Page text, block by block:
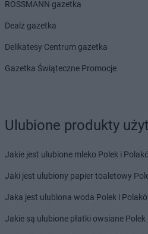
Biedronka Bobrowniki
Biedronka Bochnia
Biedronka Bochotnica-Kolonia
Biedronka Bodzentyn
Biedronka Boguszów-Gorce
Biedronka Bolesławice
Biedronka Bolków
Biedronka Bolszewo
Biedronka Borek Wielkopolski
ROSSMANN gazetka
Dealz gazetka
Delikatesy Centrum gazetka
Gazetka Świąteczne Promocje
Ulubione produkty
Jakie jest ulubione mleko Polek i
Jaki jest ulubiony papier toaletowy
Jaka jest ulubiona woda Polek i
Jakie są ulubione płatki owsiane Polek